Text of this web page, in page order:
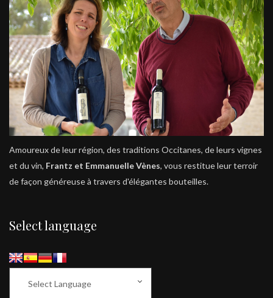
Amoureux de leur région, des traditions Occitanes, de leurs vignes
et du vin, Frantz et Emmanuelle Vènes, vous restitue leur terroir
de façon généreuse à travers d'élégantes bouteilles.
Select language